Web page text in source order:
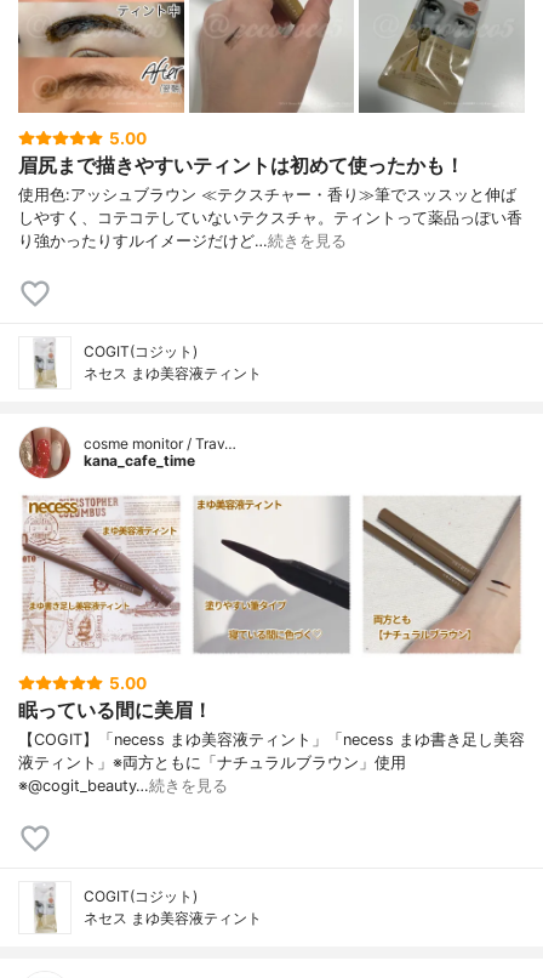
5.00
眉尻まで描きやすいティントは初めて使ったかも！
使用色:アッシュブラウン ≪テクスチャー・香り≫筆でスッスッと伸ば
しやすく、コテコテしていないテクスチャ。ティントって薬品っぽい香
り強かったりすルイメージだけど…続きを見る
COGIT(コジット)
ネセス まゆ美容液ティント
cosme monitor / Trav…
kana_cafe_time
5.00
眠っている間に美眉！
【COGIT】「necess まゆ美容液ティント」「necess まゆ書き足し美容
液ティント」※両方ともに「ナチュラルブラウン」使用
※@cogit_beauty…続きを見る
COGIT(コジット)
ネセス まゆ美容液ティント